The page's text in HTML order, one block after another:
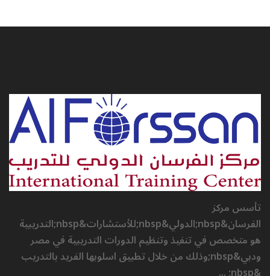
تأسس مركز
الفرسان&nbsp;الدولي&nbsp;للأستشارات&nbsp;التدريبية
هو متخصص في تنفيذ وتنظيم الدورات التدريبية في مصر
ودبي&nbsp;وذلك من خلال تطبيق اسلوبها الفريد بالتدريب